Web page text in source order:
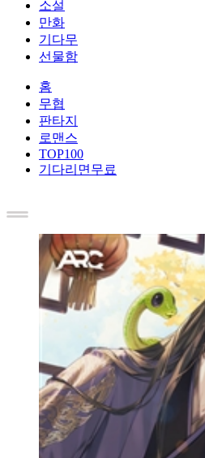
소설
만화
기다무
선물함
홈
무협
판타지
로맨스
TOP100
기다리면무료